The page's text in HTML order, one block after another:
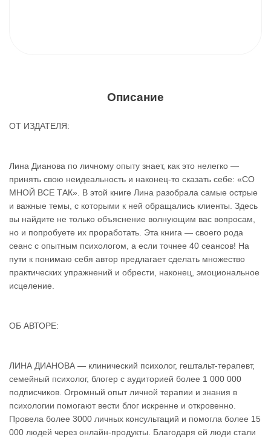
Описание
ОТ ИЗДАТЕЛЯ:
Лина Дианова по личному опыту знает, как это нелегко —
принять свою неидеальность и наконец-то сказать себе: «СО
МНОЙ ВСЕ ТАК». В этой книге Лина разобрала самые острые
и важные темы, с которыми к ней обращались клиенты. Здесь
вы найдите не только объяснение волнующим вас вопросам,
но и попробуете их проработать. Эта книга — своего рода
сеанс с опытным психологом, а если точнее 40 сеансов! На
пути к понимаю себя автор предлагает сделать множество
практических упражнений и обрести, наконец, эмоциональное
исцеление.
ОБ АВТОРЕ:
ЛИНА ДИАНОВА — клинический психолог, гештальт-терапевт,
семейный психолог, блогер с аудиторией более 1 000 000
подписчиков. Огромный опыт личной терапии и знания в
психологии помогают вести блог искренне и откровенно.
Провела более 3000 личных консультаций и помогла более 15
000 людей через онлайн-продукты. Благодаря ей люди стали